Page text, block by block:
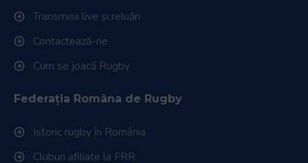
Transmisii live și reluări
Contactează-ne
Cum se joacă Rugby
Federația Româna de Rugby
Istoric rugby în România
Cluburi afiliate la FRR